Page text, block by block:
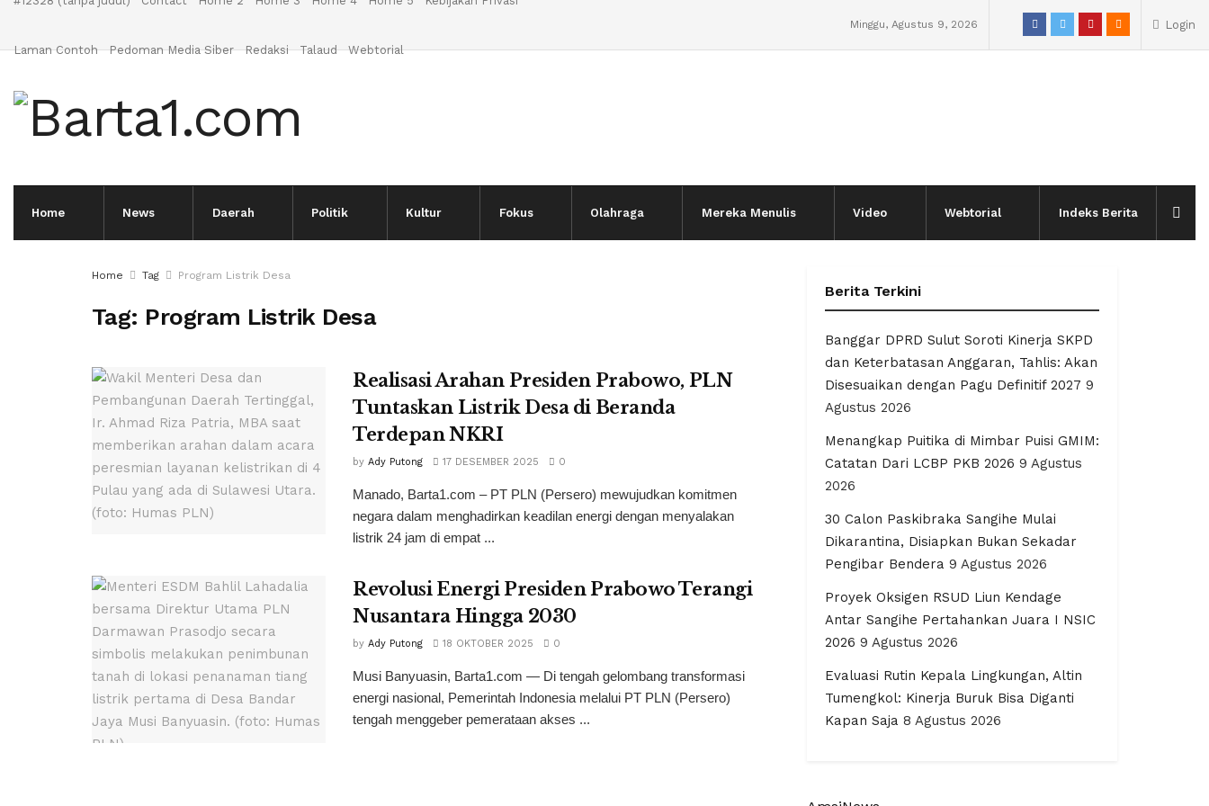
Laman Contoh Pedoman Media Siber Redaksi Talaud Webtorial
Minggu, Agustus 9, 2026 Login
Home News Daerah Politik Kultur Fokus Olahraga Mereka Menulis Video Webtorial Indeks Berita
Home Tag Program Listrik Desa
Tag: Program Listrik Desa
Realisasi Arahan Presiden Prabowo, PLN
Tuntaskan Listrik Desa di Beranda
Terdepan NKRI
by Ady Putong 17 DESEMBER 2025 0
Manado, Barta1.com – PT PLN (Persero) mewujudkan komitmen
negara dalam menghadirkan keadilan energi dengan menyalakan
listrik 24 jam di empat ...
Revolusi Energi Presiden Prabowo Terangi
Nusantara Hingga 2030
by Ady Putong 18 OKTOBER 2025 0
Musi Banyuasin, Barta1.com — Di tengah gelombang transformasi
energi nasional, Pemerintah Indonesia melalui PT PLN (Persero)
tengah menggeber pemerataan akses ...
Berita Terkini
Banggar DPRD Sulut Soroti Kinerja SKPD
dan Keterbatasan Anggaran, Tahlis: Akan
Disesuaikan dengan Pagu Definitif 2027 9
Agustus 2026
Menangkap Puitika di Mimbar Puisi GMIM:
Catatan Dari LCBP PKB 2026 9 Agustus
2026
30 Calon Paskibraka Sangihe Mulai
Dikarantina, Disiapkan Bukan Sekadar
Pengibar Bendera 9 Agustus 2026
Proyek Oksigen RSUD Liun Kendage
Antar Sangihe Pertahankan Juara I NSIC
2026 9 Agustus 2026
Evaluasi Rutin Kepala Lingkungan, Altin
Tumengkol: Kinerja Buruk Bisa Diganti
Kapan Saja 8 Agustus 2026